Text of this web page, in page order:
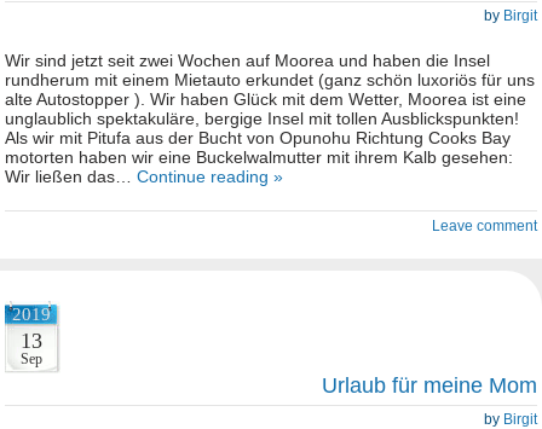
by Birgit
Wir sind jetzt seit zwei Wochen auf Moorea und haben die Insel
rundherum mit einem Mietauto erkundet (ganz schön luxoriös für uns
alte Autostopper ). Wir haben Glück mit dem Wetter, Moorea ist eine
unglaublich spektakuläre, bergige Insel mit tollen Ausblickspunkten!
Als wir mit Pitufa aus der Bucht von Opunohu Richtung Cooks Bay
motorten haben wir eine Buckelwalmutter mit ihrem Kalb gesehen:
Wir ließen das… Continue reading »
Leave comment
2019
13
Sep
Urlaub für meine Mom
by Birgit